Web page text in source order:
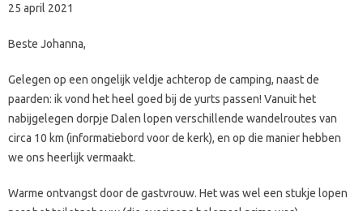
25 april 2021
Beste Johanna,
Gelegen op een ongelijk veldje achterop de camping, naast de
paarden: ik vond het heel goed bij de yurts passen! Vanuit het
nabijgelegen dorpje Dalen lopen verschillende wandelroutes van
circa 10 km (informatiebord voor de kerk), en op die manier hebben
we ons heerlijk vermaakt.
Warme ontvangst door de gastvrouw. Het was wel een stukje lopen